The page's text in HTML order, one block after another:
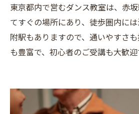
東京都内で営むダンス教室は、赤
てすぐの場所にあり、徒歩圏内に
附駅もありますので、通いやすさ
も豊富で、初心者のご受講も大歓迎